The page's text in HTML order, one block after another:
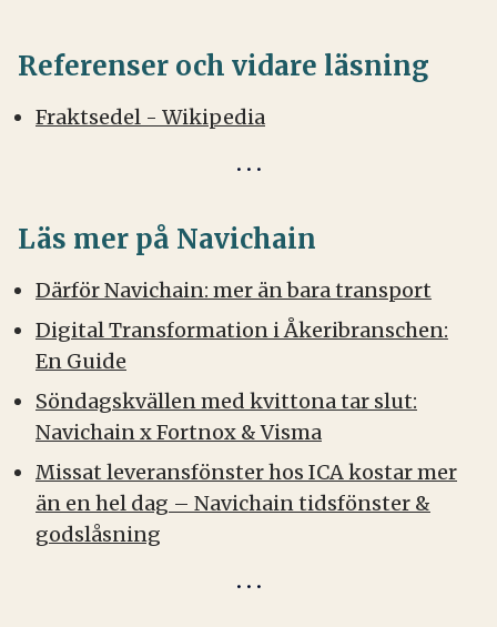
Referenser och vidare läsning
Fraktsedel - Wikipedia
Läs mer på Navichain
Därför Navichain: mer än bara transport
Digital Transformation i Åkeribranschen:
En Guide
Söndagskvällen med kvittona tar slut:
Navichain x Fortnox & Visma
Missat leveransfönster hos ICA kostar mer
än en hel dag – Navichain tidsfönster &
godslåsning